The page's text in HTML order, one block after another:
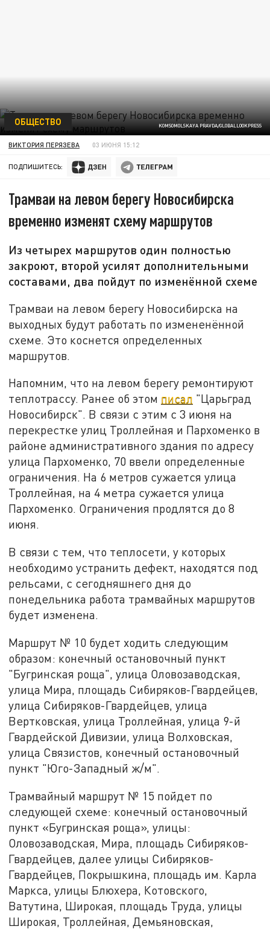
KOMSOMOLSKAYA PRAVDA/GLOBALLOOKPRESS
ОБЩЕСТВО
ВИКТОРИЯ ПЕРЯЗЕВА 03 ИЮНЯ 15:12
ПОДПИШИТЕСЬ:
Трамваи на левом берегу Новосибирска
временно изменят схему маршрутов
Из четырех маршрутов один полностью
закроют, второй усилят дополнительными
составами, два пойдут по изменённой схеме
Трамваи на левом берегу Новосибирска на
выходных будут работать по измененённой
схеме. Это коснется определенных
маршрутов.
Напомним, что на левом берегу ремонтируют
теплотрассу. Ранее об этом писал "Царьград
Новосибирск". В связи с этим с 3 июня на
перекрестке улиц Троллейная и Пархоменко в
районе административного здания по адресу
улица Пархоменко, 70 ввели определенные
ограничения. На 6 метров сужается улица
Троллейная, на 4 метра сужается улица
Пархоменко. Ограничения продлятся до 8
июня.
В связи с тем, что теплосети, у которых
необходимо устранить дефект, находятся под
рельсами, с сегодняшнего дня до
понедельника работа трамвайных маршрутов
будет изменена.
Маршрут № 10 будет ходить следующим
образом: конечный остановочный пункт
"Бугринская роща", улица Оловозаводская,
улица Мира, площадь Сибиряков-Гвардейцев,
улица Сибиряков-Гвардейцев, улица
Вертковская, улица Троллейная, улица 9-й
Гвардейской Дивизии, улица Волховская,
улица Связистов, конечный остановочный
пункт "Юго-Западный ж/м".
Трамвайный маршрут № 15 пойдет по
следующей схеме: конечный остановочный
пункт «Бугринская роща», улицы:
Оловозаводская, Мира, площадь Сибиряков-
Гвардейцев, далее улицы Сибиряков-
Гвардейцев, Покрышкина, площадь им. Карла
Маркса, улицы Блюхера, Котовского,
Ватутина, Широкая, площадь Труда, улицы
Широкая, Троллейная, Демьяновская,